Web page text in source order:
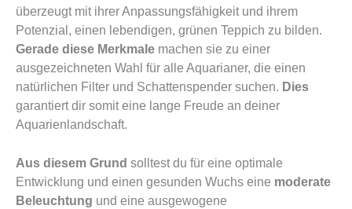
überzeugt mit ihrer Anpassungsfähigkeit und ihrem
Potenzial, einen lebendigen, grünen Teppich zu bilden.
Gerade diese Merkmale machen sie zu einer
ausgezeichneten Wahl für alle Aquarianer, die einen
natürlichen Filter und Schattenspender suchen. Dies
garantiert dir somit eine lange Freude an deiner
Aquarienlandschaft.
Aus diesem Grund solltest du für eine optimale
Entwicklung und einen gesunden Wuchs eine moderate
Beleuchtung und eine ausgewogene